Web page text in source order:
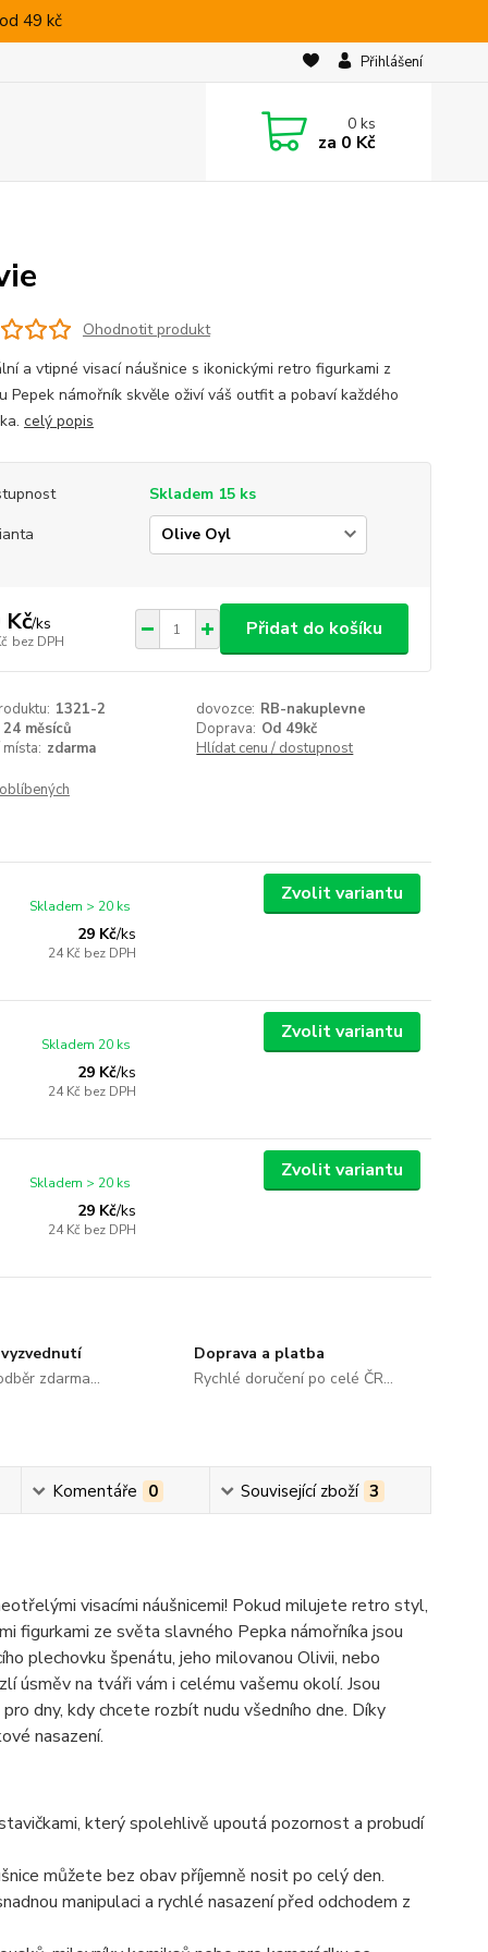
49 kč
Přihlášení
0ks
za 0 Kč
Ohodnotit produkt
a vtipné visací náušnice s ikonickými retro figurkami z
Pepek námořník skvěle oživí váš outfit a pobaví každého
celý popis
Skladem 15 ks
Kč/ks
bez DPH
Přidat do košíku
1321-2 dovozce: RB-nakuplevne
24 měsíců Doprava: Od 49kč
zdarma Hlídat cenu / dostupnost
29 Kč/ks
24 Kč bez DPH
Skladem > 20 ks
Zvolit variantu
29 Kč/ks
24 Kč bez DPH
Skladem 20 ks
Zvolit variantu
29 Kč/ks
24 Kč bez DPH
Skladem > 20 ks
Zvolit variantu
zdarma...
Doprava a platba
Rychlé doručení po celé ČR...
Komentáře 0 Související zboží 3
visacími náušnicemi! Pokud milujete retro styl,
figurkami ze světa slavného Pepka námořníka jsou
plechovku špenátu, jeho milovanou Olivii, nebo
úsměv na tváři vám i celému vašemu okolí. Jsou
dny, kdy chcete rozbít nudu všedního dne. Díky
nasazení.
který spolehlivě upoutá pozornost a probudí
můžete bez obav příjemně nosit po celý den.
manipulaci a rychlé nasazení před odchodem z